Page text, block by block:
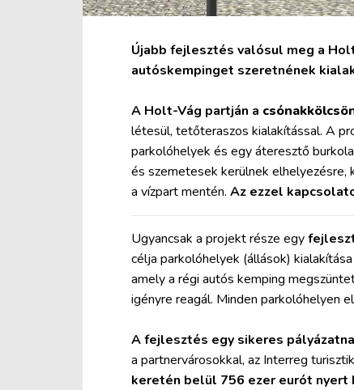
Újabb fejlesztés valósul meg a
autóskempinget szeretnének
A Holt-Vág partján a
létesül, tetőteraszos kialakítással. A
parkolóhelyek és egy áteresztő
és szemetesek kerülnek
a vízpart mentén. Az ezzel
Ugyancsak a projekt része egy
célja parkolóhelyek (állások)
amely a régi autós kemping
igényre reagál. Minden parkolóhelyen
A fejlesztés egy sikeres
a partnervárosokkal, az Interreg
keretén belül 756 ezer eurót nyert